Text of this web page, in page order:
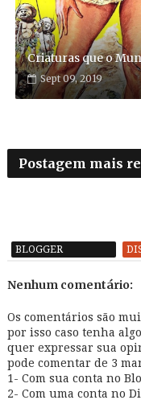
Criaturas que o
Sept 09, 2019
Postagem mais
BLOGGER
Nenhum comentário:
Os comentários são
por isso caso tenha
quer expressar sua
pode comentar de 3
1- Com sua conta no
2- Com uma conta no